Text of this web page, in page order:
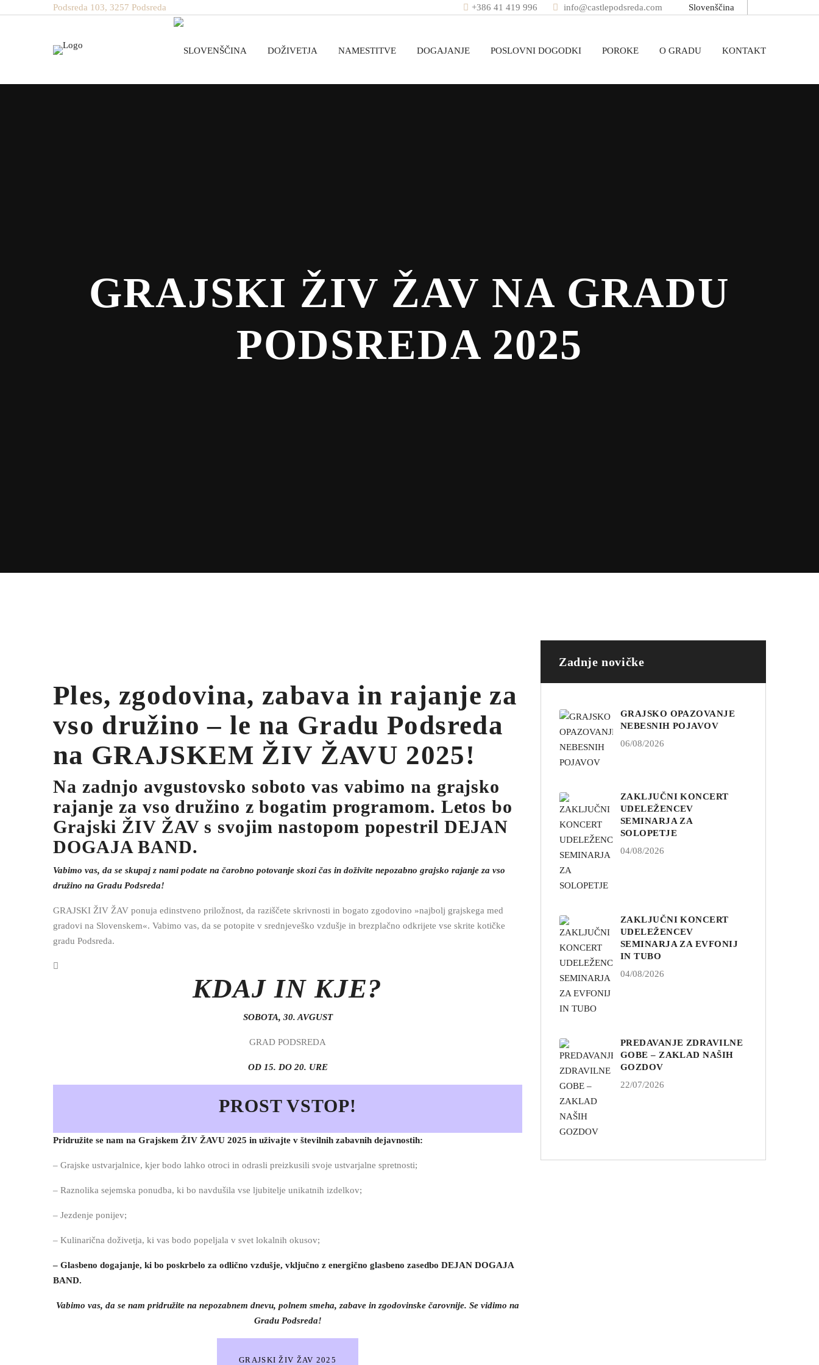
Podsreda 103, 3257 Podsreda +386 41 419 996 info@castlepodsreda.com Slovenščina
DOŽIVETJA NAMESTITVE DOGAJANJE POSLOVNI DOGODKI POROKE O GRADU KONTAKT
GRAJSKI ŽIV ŽAV NA GRADU
PODSREDA 2025
Ples, zgodovina, zabava in rajanje za
vso družino – le na Gradu Podsreda
na GRAJSKEM ŽIV ŽAVU 2025!
Na zadnjo avgustovsko soboto vas vabimo na grajsko
rajanje za vso družino z bogatim programom. Letos bo
Grajski ŽIV ŽAV s svojim nastopom popestril DEJAN
DOGAJA BAND.
Vabimo vas, da se skupaj z nami podate na čarobno potovanje skozi čas in doživite nepozabno grajsko rajanje za vso
družino na Gradu Podsreda!
GRAJSKI ŽIV ŽAV ponuja edinstveno priložnost, da raziščete skrivnosti in bogato zgodovino »najbolj grajskega med
gradovi na Slovenskem«. Vabimo vas, da se potopite v srednjeveško vzdušje in brezplačno odkrijete vse skrite kotičke
gradu Podsreda.
KDAJ IN KJE?
SOBOTA, 30. AVGUST
GRAD PODSREDA
OD 15. DO 20. URE
PROST VSTOP!
Pridružite se nam na Grajskem ŽIV ŽAVU 2025 in uživajte v številnih zabavnih dejavnostih:
– Grajske ustvarjalnice, kjer bodo lahko otroci in odrasli preizkusili svoje ustvarjalne spretnosti;
– Raznolika sejemska ponudba, ki bo navdušila vse ljubitelje unikatnih izdelkov;
– Jezdenje ponijev;
– Kulinarična doživetja, ki vas bodo popeljala v svet lokalnih okusov;
– Glasbeno dogajanje, ki bo poskrbelo za odlično vzdušje, vključno z energično glasbeno zasedbo DEJAN DOGAJA
BAND.
Vabimo vas, da se nam pridružite na nepozabnem dnevu, polnem smeha, zabave in zgodovinske čarovnije. Se vidimo na
Gradu Podsreda!
GRAJSKI ŽIV ŽAV 2025
Zadnje novičke
GRAJSKO OPAZOVANJE
NEBESNIH POJAVOV
06/08/2026
ZAKLJUČNI KONCERT
UDELEŽENCEV
SEMINARJA ZA
SOLOPETJE
04/08/2026
ZAKLJUČNI KONCERT
UDELEŽENCEV
SEMINARJA ZA EVFONIJ
IN TUBO
04/08/2026
PREDAVANJE ZDRAVILNE
GOBE – ZAKLAD NAŠIH
GOZDOV
22/07/2026